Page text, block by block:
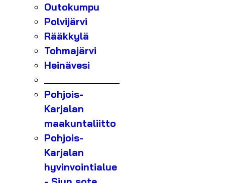
Outokumpu
Polvijärvi
Rääkkylä
Tohmajärvi
Heinävesi
Pohjois-
Karjalan
maakuntaliitto
Pohjois-
Karjalan
hyvinvointialue